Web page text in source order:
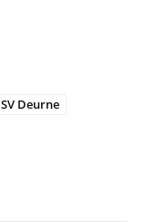
SV Deurne